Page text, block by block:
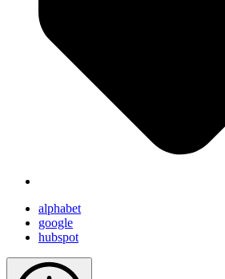
alphabet
google
hubspot